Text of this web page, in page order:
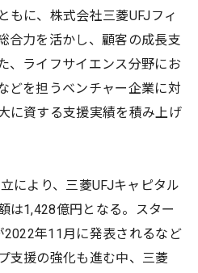
もに、株式会社三菱UFJフィ
合力を活かし、顧客の成長支
、ライフサイエンス分野にお
どを担うベンチャー企業に対
に資する支援実績を積み上げ
により、三菱UFJキャピタル
は1,428億円となる。スター
2022年11月に発表されるなど
支援の強化も進む中、三菱